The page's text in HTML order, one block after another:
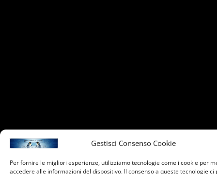
Gestisci Consenso Cookie
Per fornire le migliori esperienze, utilizziamo tecnologie come i cookie per
accedere alle informazioni del dispositivo. Il consenso a queste tecnologie